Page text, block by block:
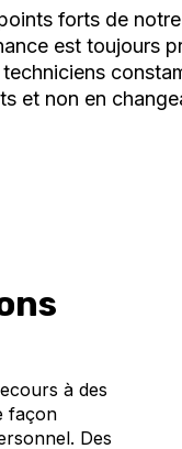
forts de
est toujours
et non en
à des
façon
Des